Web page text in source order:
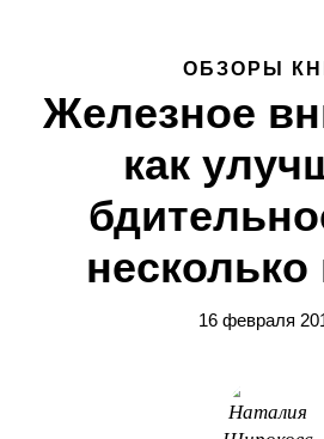
ОБЗОРЫ
Железное
как
16 февраля